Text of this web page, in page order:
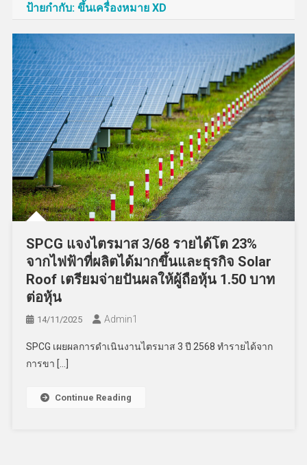
ป้ายกำกับ: ขึ้นเครื่องหมาย XD
SPCG แจงไตรมาส 3/68 รายได้โต 23%
จากไฟฟ้าที่ผลิตได้มากขึ้นและธุรกิจ Solar
Roof เตรียมจ่ายปันผลให้ผู้ถือหุ้น 1.50 บาท
ต่อหุ้น
14/11/2025 Admin​1
SPCG เผยผลการดำเนินงานไตรมาส 3 ปี 2568 ทำรายได้จาก
การขา […]
Continue Reading